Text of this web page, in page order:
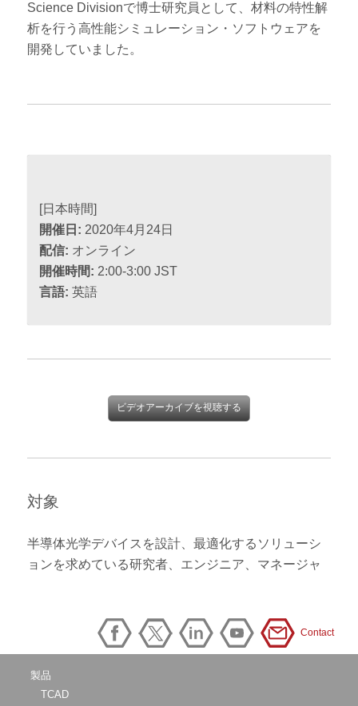
Science Divisionで博士研究員として、材料の特性解
析を行う高性能シミュレーション・ソフトウェアを
開発していました。
[日本時間]
開催日: 2020年4月24日
配信: オンライン
開催時間: 2:00-3:00 JST
言語: 英語
ビデオアーカイブを視聴する
対象
半導体光学デバイスを設計、最適化するソリューシ
ョンを求めている研究者、エンジニア、マネージャ
Contact
製品
TCAD